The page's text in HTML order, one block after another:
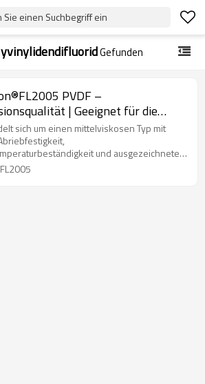
Sie einen Suchbegriff ein
Gefunden
PVDF –
| Geeignet für die
von Angelschnur
sich um einen mittelviskosen Typ mit
und ausgezeichneter